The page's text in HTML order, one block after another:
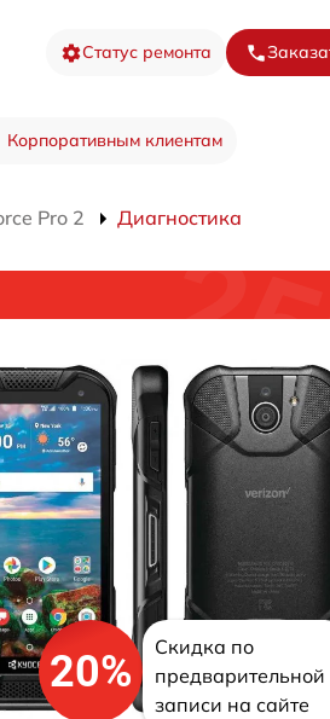
Статус ремонта
Корпоративным клиентам
Pro 2 Диагностика
20%
Скидка по
предварительной
записи на сайте